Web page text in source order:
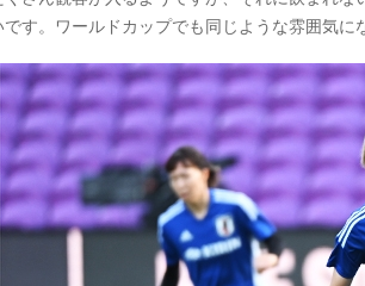
す。ワールドカップでも同じような雰囲気